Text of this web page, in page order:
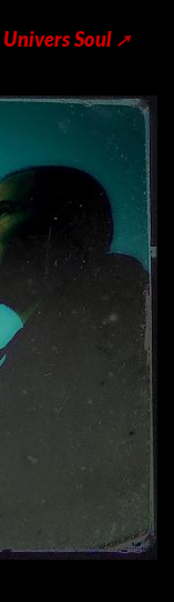
Univers Soul